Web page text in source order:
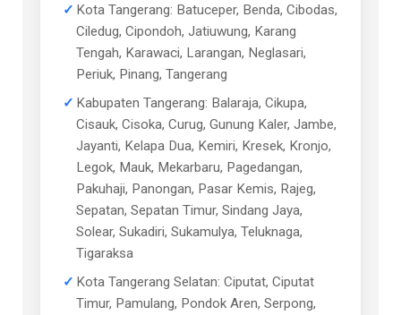
Kota Tangerang: Batuceper, Benda, Cibodas,
Ciledug, Cipondoh, Jatiuwung, Karang
Tengah, Karawaci, Larangan, Neglasari,
Periuk, Pinang, Tangerang
Kabupaten Tangerang: Balaraja, Cikupa,
Cisauk, Cisoka, Curug, Gunung Kaler, Jambe,
Jayanti, Kelapa Dua, Kemiri, Kresek, Kronjo,
Legok, Mauk, Mekarbaru, Pagedangan,
Pakuhaji, Panongan, Pasar Kemis, Rajeg,
Sepatan, Sepatan Timur, Sindang Jaya,
Solear, Sukadiri, Sukamulya, Teluknaga,
Tigaraksa
Kota Tangerang Selatan: Ciputat, Ciputat
Timur, Pamulang, Pondok Aren, Serpong,